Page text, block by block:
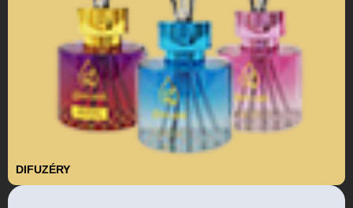
DIFUZÉRY